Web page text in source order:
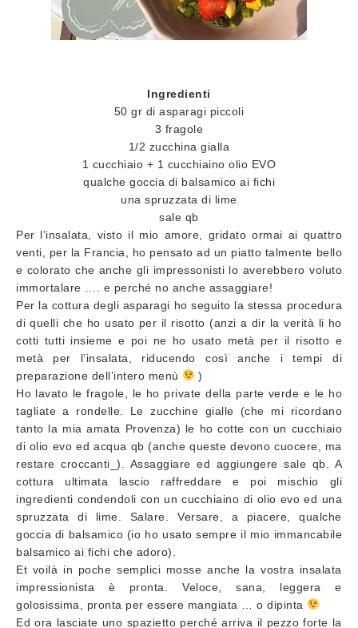
Ingredienti
50 gr di asparagi piccoli
3 fragole
1/2 zucchina gialla
1 cucchiaio + 1 cucchiaino olio EVO
qualche goccia di balsamico ai fichi
una spruzzata di lime
sale qb
Per l’insalata, visto il mio amore, gridato ormai ai quattro
venti, per la Francia, ho pensato ad un piatto talmente bello
e colorato che anche gli impressonisti lo averebbero voluto
immortalare …. e perché no anche assaggiare!
Per la cottura degli asparagi ho seguito la stessa procedura
di quelli che ho usato per il risotto (anzi a dir la verità li ho
cotti tutti insieme e poi ne ho usato metà per il risotto e
metà per l’insalata, riducendo così anche i tempi di
preparazione dell’intero menù
)
Ho lavato le fragole, le ho private della parte verde e le ho
tagliate a rondelle. Le zucchine gialle (che mi ricordano
tanto la mia amata Provenza) le ho cotte con un cucchiaio
di olio evo ed acqua qb (anche queste devono cuocere, ma
restare croccanti_). Assaggiare ed aggiungere sale qb. A
cottura ultimata lascio raffreddare e poi mischio gli
ingredienti condendoli con un cucchiaino di olio evo ed una
spruzzata di lime. Salare. Versare, a piacere, qualche
goccia di balsamico (io ho usato sempre il mio immancabile
balsamico ai fichi che adoro).
Et voilà in poche semplici mosse anche la vostra insalata
impressionista è pronta. Veloce, sana, leggera e
golosissima, pronta per essere mangiata … o dipinta
Ed ora lasciate uno spazietto perché arriva il pezzo forte la